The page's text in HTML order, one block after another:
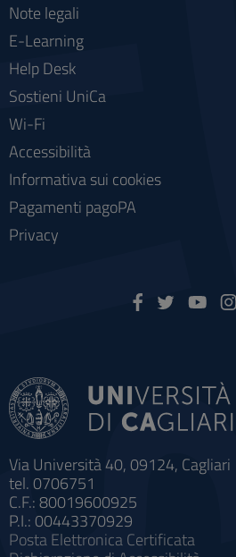
Via Università 40, 09124, Cagliari
tel. 0706751
C.F.: 80019600925
P.I.: 00443370929
Posta Elettronica Certificata
Note legali
E-Learning
Help Desk
Sostieni UniCa
Wi-Fi
Accessibilità
Informativa sui cookies
Pagamenti pagoPA
Privacy